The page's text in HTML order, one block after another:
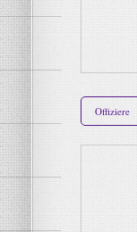
Offiziere